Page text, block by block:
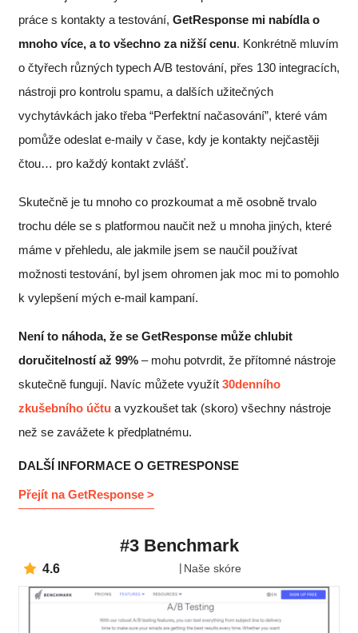
práce s kontakty a testování, GetResponse mi nabídla o
mnoho více, a to všechno za nižší cenu. Konkrétně mluvím
o čtyřech různých typech A/B testování, přes 130 integracích,
nástroji pro kontrolu spamu, a dalších užitečných
vychytávkách jako třeba “Perfektní načasování”, které vám
pomůže odeslat e-maily v čase, kdy je kontakty nejčastěji
čtou… pro každý kontakt zvlášť.
Skutečně je tu mnoho co prozkoumat a mě osobně trvalo
trochu déle se s platformou naučit než u mnoha jiných, které
máme v přehledu, ale jakmile jsem se naučil používat
možnosti testování, byl jsem ohromen jak moc mi to pomohlo
k vylepšení mých e-mail kampaní.
Není to náhoda, že se GetResponse může chlubit
doručitelností až 99% – mohu potvrdit, že přítomné nástroje
skutečně fungují. Navíc můžete využít 30denního
zkušebního účtu a vyzkoušet tak (skoro) všechny nástroje
než se zavážete k předplatnému.
DALŠÍ INFORMACE O GETRESPONSE
Přejít na GetResponse >
#3 Benchmark
4.6 Naše skóre